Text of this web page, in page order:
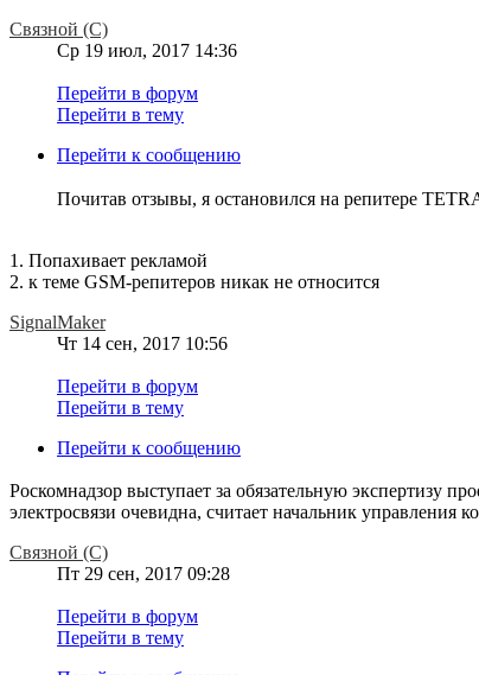
Связной (С)
Ср 19 июл, 2017 14:36
Перейти в форум
Перейти в тему
Перейти к сообщению
Почитав отзывы, я остановился на репитере
1. Попахивает рекламой
2. к теме GSM-репитеров никак не относится
SignalMaker
Чт 14 сен, 2017 10:56
Перейти в форум
Перейти в тему
Перейти к сообщению
Роскомнадзор выступает за обязательную экспертизу
электросвязи очевидна, считает начальник управления
Связной (С)
Пт 29 сен, 2017 09:28
Перейти в форум
Перейти в тему